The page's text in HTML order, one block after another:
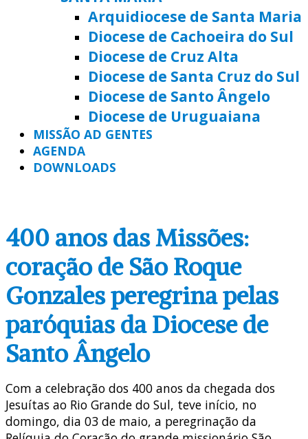
Arquidiocese de Santa Maria
Diocese de Cachoeira do Sul
Diocese de Cruz Alta
Diocese de Santa Cruz do Sul
Diocese de Santo Ângelo
Diocese de Uruguaiana
MISSÃO AD GENTES
AGENDA
DOWNLOADS
400 anos das Missões:
coração de São Roque
Gonzales peregrina pelas
paróquias da Diocese de
Santo Ângelo
Com a celebração dos 400 anos da chegada dos
Jesuítas ao Rio Grande do Sul, teve início, no
domingo, dia 03 de maio, a peregrinação da